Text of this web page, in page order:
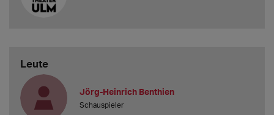
Leute
Jörg-Heinrich Benthien
Schauspieler